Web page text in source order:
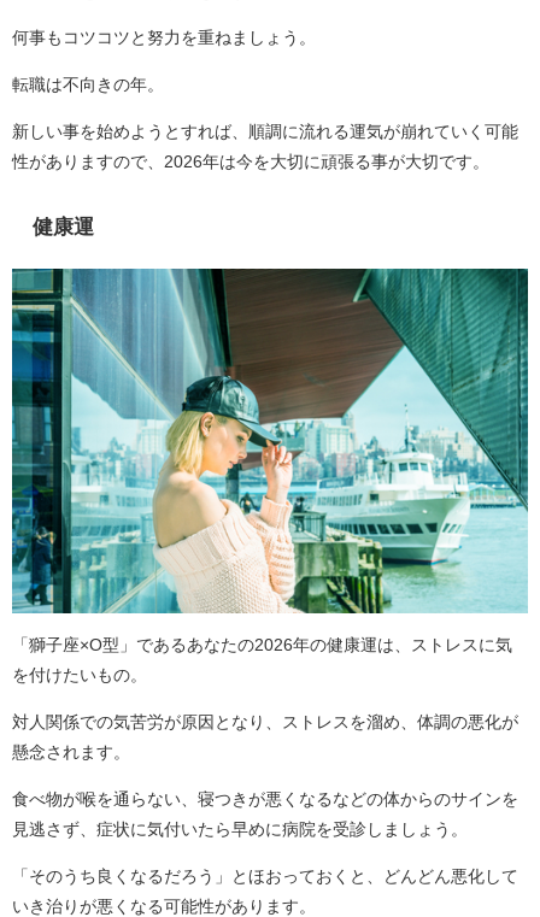
何事もコツコツと努力を重ねましょう。
転職は不向きの年。
新しい事を始めようとすれば、順調に流れる運気が崩れていく可能
性がありますので、2026年は今を大切に頑張る事が大切です。
健康運
「獅子座×O型」であるあなたの2026年の健康運は、ストレスに気
を付けたいもの。
対人関係での気苦労が原因となり、ストレスを溜め、体調の悪化が
懸念されます。
食べ物が喉を通らない、寝つきが悪くなるなどの体からのサインを
見逃さず、症状に気付いたら早めに病院を受診しましょう。
「そのうち良くなるだろう」とほおっておくと、どんどん悪化して
いき治りが悪くなる可能性があります。